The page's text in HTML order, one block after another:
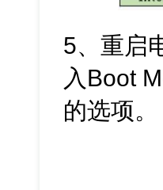
5、重启
入Boot
的选项。